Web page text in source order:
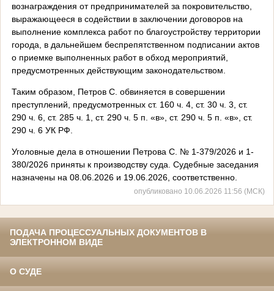
вознаграждения от предпринимателей за покровительство,
выражающееся в содействии в заключении договоров на
выполнение комплекса работ по благоустройству территории
города, в дальнейшем беспрепятственном подписании актов
о приемке выполненных работ в обход мероприятий,
предусмотренных действующим законодательством.
Таким образом, Петров С. обвиняется в совершении
преступлений, предусмотренных ст. 160 ч. 4, ст. 30 ч. 3, ст.
290 ч. 6, ст. 285 ч. 1, ст. 290 ч. 5 п. «в», ст. 290 ч. 5 п. «в», ст.
290 ч. 6 УК РФ.
Уголовные дела в отношении Петрова С. № 1-379/2026 и 1-
380/2026 приняты к производству суда. Судебные заседания
назначены на 08.06.2026 и 19.06.2026, соответственно.
опубликовано 10.06.2026 11:56 (МСК)
ПОДАЧА ПРОЦЕССУАЛЬНЫХ ДОКУМЕНТОВ В
ЭЛЕКТРОННОМ ВИДЕ
О СУДЕ